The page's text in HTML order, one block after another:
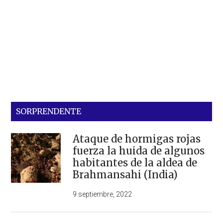
SORPRENDENTE
Ataque de hormigas rojas
fuerza la huida de algunos
habitantes de la aldea de
Brahmansahi (India)
9 septiembre, 2022